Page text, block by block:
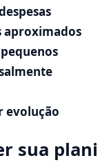
aproximados
evolução
sua